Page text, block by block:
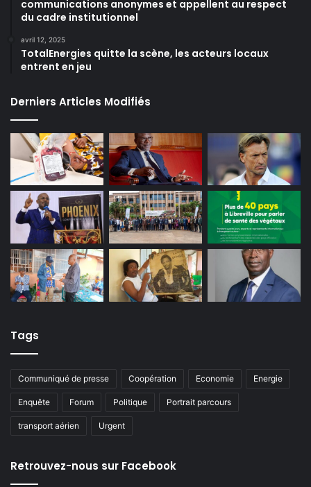
communications anonymes et appellent au respect
du cadre institutionnel
avril 12, 2025
TotalEnergies quitte la scène, les acteurs locaux
entrent en jeu
Derniers Articles Modifiés
Tags
Communiqué de presse Coopération Economie Energie
Enquête Forum Politique Portrait parcours
transport aérien Urgent
Retrouvez-nous sur Facebook